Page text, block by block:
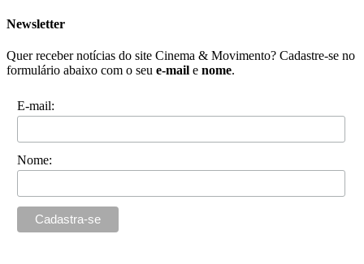
Newsletter
Quer receber notícias do site Cinema & Movimento? Cadastre-se no
formulário abaixo com o seu e-mail e nome.
E-mail:
Nome: